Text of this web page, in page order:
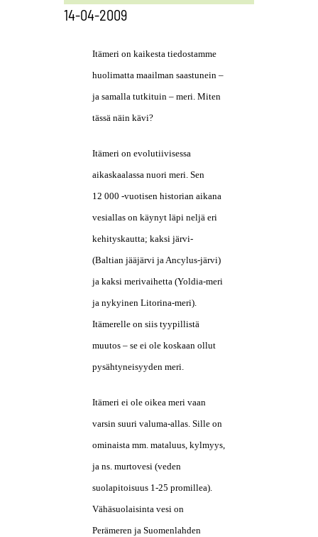
14-04-2009
Itämeri on kaikesta tiedostamme
huolimatta maailman saastunein –
ja samalla tutkituin – meri. Miten
tässä näin kävi?
Itämeri on evolutiivisessa
aikaskaalassa nuori meri. Sen
12 000 -vuotisen historian aikana
vesiallas on käynyt läpi neljä eri
kehityskautta; kaksi järvi-
(Baltian jääjärvi ja Ancylus-järvi)
ja kaksi merivaihetta (Yoldia-meri
ja nykyinen Litorina-meri).
Itämerelle on siis tyypillistä
muutos – se ei ole koskaan ollut
pysähtyneisyyden meri.
Itämeri ei ole oikea meri vaan
varsin suuri valuma-allas. Sille on
ominaista mm. mataluus, kylmyys,
ja ns. murtovesi (veden
suolapitoisuus 1-25 promillea).
Vähäsuolaisinta vesi on
Perämeren ja Suomenlahden